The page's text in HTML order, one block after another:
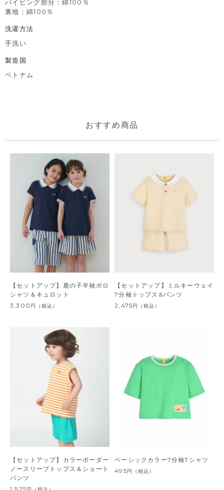
パイピング部分：綿100％
裏地：綿100％
洗濯方法
手洗い
製造国
ベトナム
おすすめ商品
【セットアップ】鹿の子半袖ポロ
シャツ＆キュロット
3,300 円 （税込）
【セットアップ】ミルキーウェイ
7分袖トップス&パンツ
2,475円 （税込）
【セットアップ】カラーボーダー
ノースリーブトップス＆ショート
パンツ
ベーシックカラー7分袖Tシャツ
495円 （税込）